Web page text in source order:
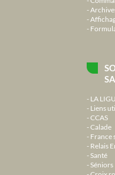
LA
Liens
CCAS
Calade
France
Relais
Santé
Séniors